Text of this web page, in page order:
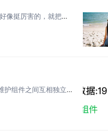
最近在学代码优化的时候，看到了AOP(面向切面编程)，听着好像挺厉害的，就把他记录了下来 什么是AOP 面向对象的特点是继承、多态和封装。而封装就要求将功能分散到不同的对象中去，这在软件设计中往往称为职责分配。实际上也就是说，让不同的...
?组件化：把一个项目拆成一个一个的组件，为了便与开发与维护组件之间互相独立且封闭，一般而言，每个组件只能使用自己的数据（组件状态私有）。如果组件之间相互传参怎么办？ 那么就要考虑组件之间的通讯。 props基本使用...